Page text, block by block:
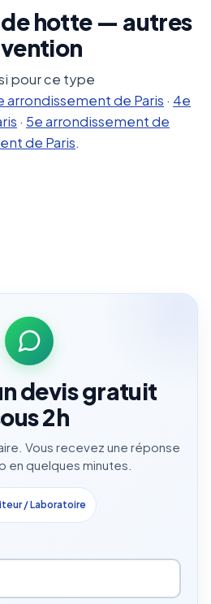
hotte — autres
pour ce type
arrondissement de Paris · 4e
· 5e arrondissement de
de Paris.
devis gratuit
2h
Vous recevez une réponse
en quelques minutes.
/ Laboratoire